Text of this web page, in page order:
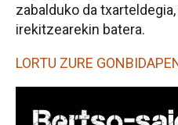
zabalduko da
irekitzearekin batera.
LORTU ZURE